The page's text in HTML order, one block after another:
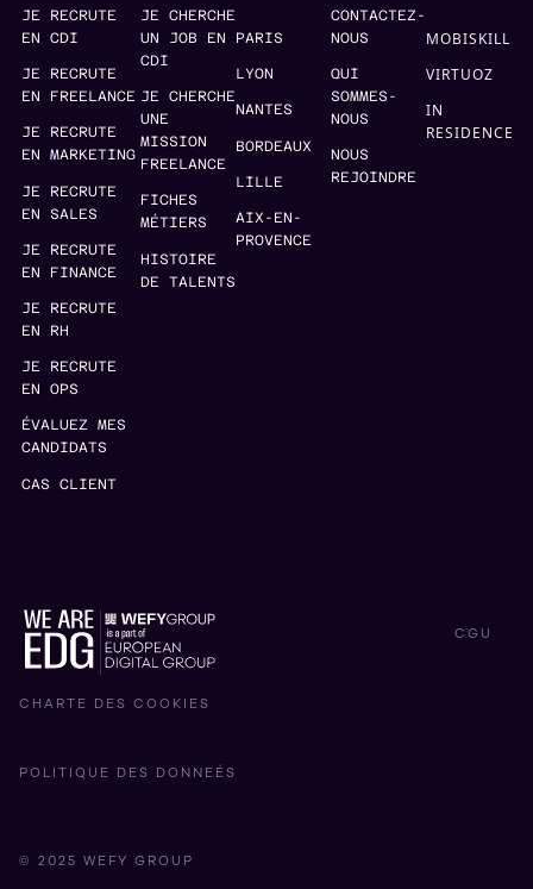
JE RECRUTE
EN CDI
JE RECRUTE
EN FREELANCE
JE RECRUTE
EN MARKETING
JE RECRUTE
EN SALES
JE RECRUTE
EN FINANCE
JE RECRUTE
EN RH
JE RECRUTE
EN OPS
ÉVALUEZ MES
CANDIDATS
CAS CLIENT
JE CHERCHE
UN JOB EN
CDI
JE CHERCHE
UNE
MISSION
FREELANCE
FICHES
MÉTIERS
HISTOIRE
DE TALENTS
PARIS
LYON
NANTES
BORDEAUX
LILLE
AIX-EN-
PROVENCE
CONTACTEZ-
NOUS
QUI
SOMMES-
NOUS
NOUS
REJOINDRE
MOBISKILL
VIRTUOZ
IN
RESIDENCE
© 2025 WEFY GROUP
CHARTE DES COOKIES
POLITIQUE DES DONNEÉS
CGU